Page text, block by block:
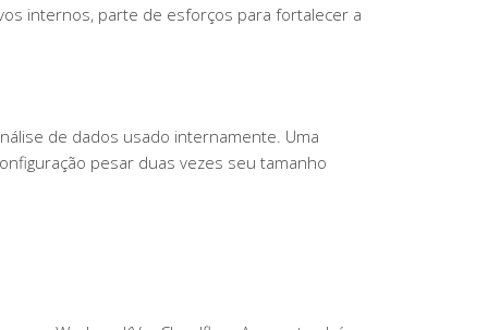
internos, parte de esforços para fortalecer a
de dados usado internamente. Uma
pesar duas vezes seu tamanho